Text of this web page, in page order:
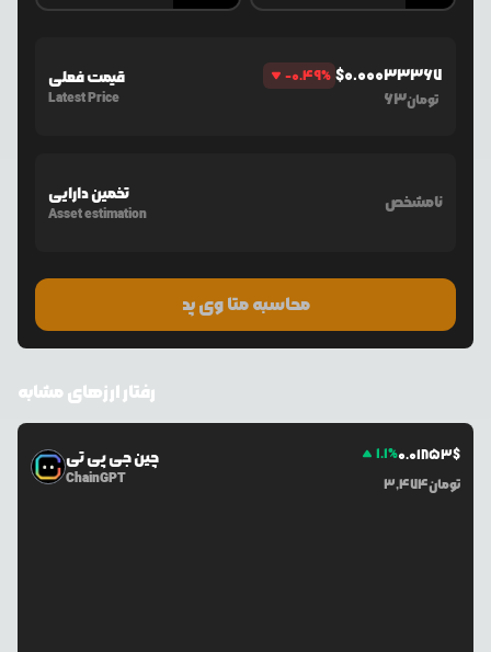
قیمت فعلی
Latest Price
-0.49% $0.00033367
63تومان
تخمین دارایی
Asset estimation
نامشخص
محاسبه متا وی پد
رفتار ارزهای مشابه
چین جی پی تی
ChainGPT
1.1%0.01853$
3,474تومان